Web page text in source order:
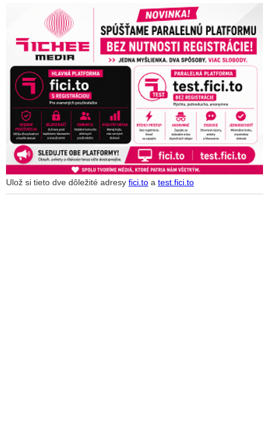
Ulož si tieto dve dôležité adresy fici.to a test.fici.to